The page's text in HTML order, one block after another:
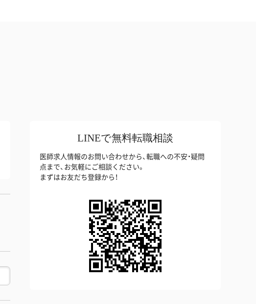
LINEで無料転職相談
医師求人情報のお問い合わせから、転職への不安・疑問
点まで、お気軽にご相談ください。
まずはお友だち登録から！